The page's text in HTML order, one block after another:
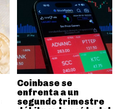
Coinbase se
enfrenta a un
segundo trimestre